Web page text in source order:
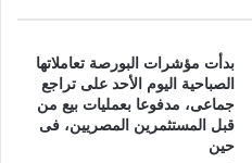
بدأت مؤشرات البورصة تعاملاتها
الصباحية اليوم الأحد على تراجع
جماعى، مدفوعا بعمليات بيع من
قبل المستثمرين المصريين، فى
حين